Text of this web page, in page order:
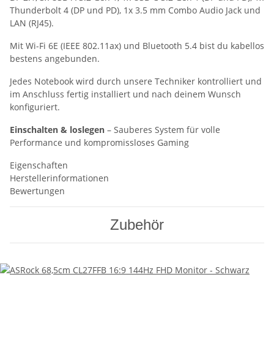
Thunderbolt 4 (DP und PD), 1x 3.5 mm Combo Audio Jack und
LAN (RJ45).
Mit Wi-Fi 6E (IEEE 802.11ax) und Bluetooth 5.4 bist du kabellos
bestens angebunden.
Jedes Notebook wird durch unsere Techniker kontrolliert und
im Anschluss fertig installiert und nach deinem Wunsch
konfiguriert.
Einschalten & loslegen – Sauberes System für volle
Performance und kompromissloses Gaming
Eigenschaften
Herstellerinformationen
Bewertungen
Zubehör